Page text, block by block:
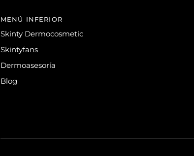
MENÚ INFERIOR
Skinty Dermocosmetic
Skintyfans
Dermoasesoría
Blog